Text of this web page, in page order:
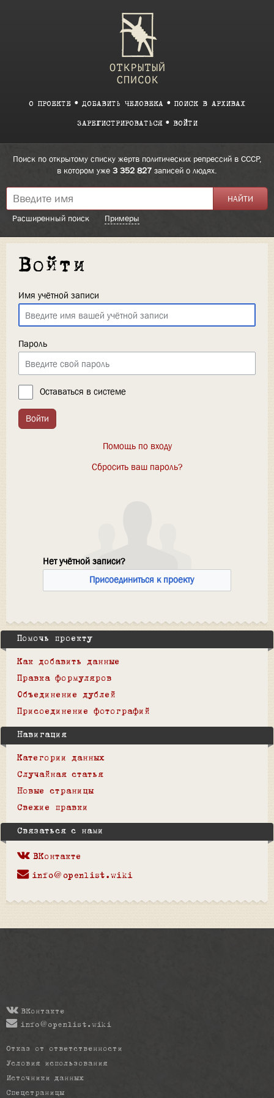
О ПРОЕКТЕ ДОБАВИТЬ ЧЕЛОВЕКА ПОИСК В АРХИВАХ
ЗАРЕГИСТРИРОВАТЬСЯ ВОЙТИ
Поиск по открытому списку жертв политических репрессий в СССР,
в котором уже 3 352 827 записей о людях.
Расширенный поиск Примеры
Войти
Имя учётной записи
Пароль
Оставаться в системе
Войти
Помощь по входу
Сбросить ваш пароль?
Нет учётной записи?
Присоединиться к проекту
Помочь проекту
Как добавить данные
Правка формуляров
Объединение дублей
Присоединение фотографий
Навигация
Категории данных
Случайная статья
Новые страницы
Свежие правки
Связаться с нами
ВКонтакте
info@openlist.wiki
ВКонтакте
info@openlist.wiki
Отказ от ответственности
Условия использования
Источники данных
Спецстраницы